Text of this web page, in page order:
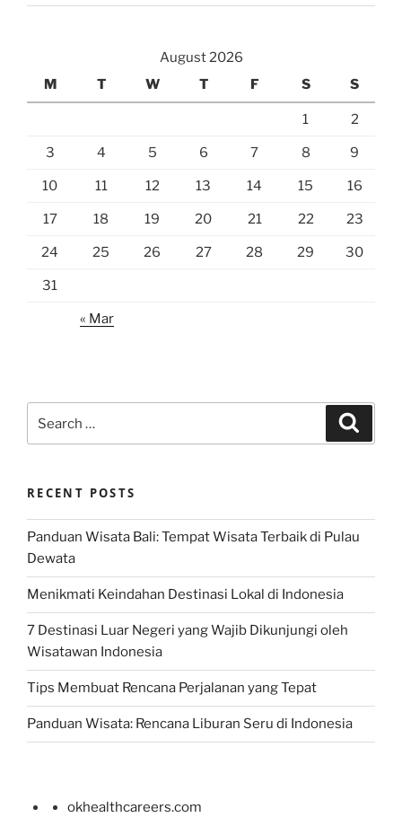
August 2026
M
T W T F S S
1 2
3 4 5 6 7 8 9
10 11 12 13 14 15 16
17 18 19 20 21 22 23
24 25 26 27 28 29 30
31
« Mar
for:
RECENT POSTS
Panduan Wisata Bali: Tempat Wisata Terbaik di Pulau
Dewata
Menikmati Keindahan Destinasi Lokal di Indonesia
7 Destinasi Luar Negeri yang Wajib Dikunjungi oleh
Wisatawan Indonesia
Tips Membuat Rencana Perjalanan yang Tepat
Panduan Wisata: Rencana Liburan Seru di Indonesia
okhealthcareers.com